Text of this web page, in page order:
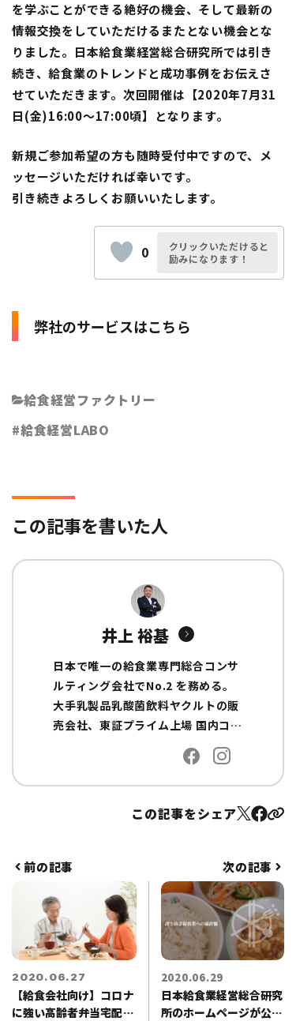
を学ぶことができる絶好の機会、そして最新の
情報交換をしていただけるまたとない機会とな
りました。 日本給食業経営総合研究所では引き
続き、給食業のトレンドと成功事例をお伝えさ
せていただきます。 次回開催は【2020年7月31
日(金)16:00〜17:00頃】となります。
新規ご参加希望の方も随時受付中ですので、メ
ッセージいただければ幸いです。
引き続きよろしくお願いいたします。
0
クリックいただけると
励みになります！
弊社のサービスはこちら
給食経営ファクトリー
給食経営LABO
この記事を書いた人
井上 裕基
日本で唯一の給食業専門総合コンサ
ルティング会社でNo.2 を務める。
大手乳製品乳酸菌飲料ヤクルトの販
売会社、東証プライム上場 国内コン
サルティングファームの船井総合研
究所で給食業界の経営コンサルタン
トを経て独立し現職に至る。 全国に
給食会社の顧問先を持ち、専門領域
は産業給食/事業所給食/委託給食/介
と給食業全般をカバーする。基本の
業績アップから商品開発・新規事業
の立ち上げ等、給食会社の成長戦略
や戦術構築に加え、病院・介護施設
の給食部門に対する業務改善や経営
指導を行う実績も保有する。
この記事をシェア
前の記事
2020.06.27
【給食会社向け】コロナ
に強い高齢者弁当宅配で
次の記事
2020.06.29
日本給食業経営総合研究
所のホームページが公開